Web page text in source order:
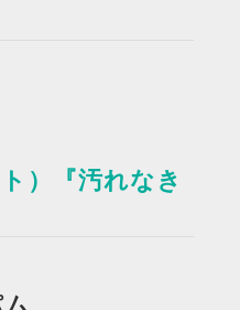
）『汚れなき